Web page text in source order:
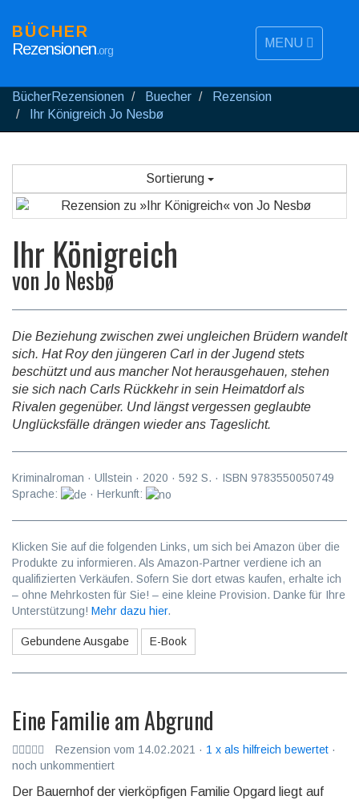
MENU
BÜCHER
Rezensionen.org
BücherRezensionen Buecher
Rezension
Ihr Königreich Jo Nesbø
Sortierung
Ihr Königreich
vonJo Nesbø
Die Beziehung zwischen zwei ungleichen Brüdern wandelt
sich. Hat Roy den jüngeren Carl in der Jugend stets
beschützt und aus mancher Not herausgehauen, stehen
sie sich nach Carls Rückkehr in sein Heimatdorf als
Rivalen gegenüber. Und längst vergessen geglaubte
Unglücksfälle drängen wieder ans Tageslicht.
Kriminalroman · Ullstein · 2020 · 592 S. · ISBN 9783550050749
Sprache:
· Herkunft:
Klicken Sie auf die folgenden Links, um sich bei Amazon über die
Produkte zu informieren. Als Amazon-Partner verdiene ich an
qualifizierten Verkäufen. Sofern Sie dort etwas kaufen, erhalte ich
– ohne Mehrkosten für Sie! – eine kleine Provision. Danke für Ihre
Unterstützung! Mehr dazu hier.
Gebundene Ausgabe E-Book
Eine Familie am Abgrund
Rezension vom 14.02.2021 · 1 x als hilfreich bewertet ·
noch unkommentiert
Der Bauernhof der vierköpfigen Familie Opgard liegt auf